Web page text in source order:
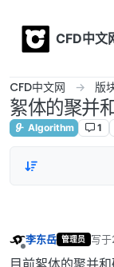
CFD中文
CFD中文网 版
絮体的聚并
Algorithm 1
李东岳 管理员 写于
最后
目前絮体的聚并